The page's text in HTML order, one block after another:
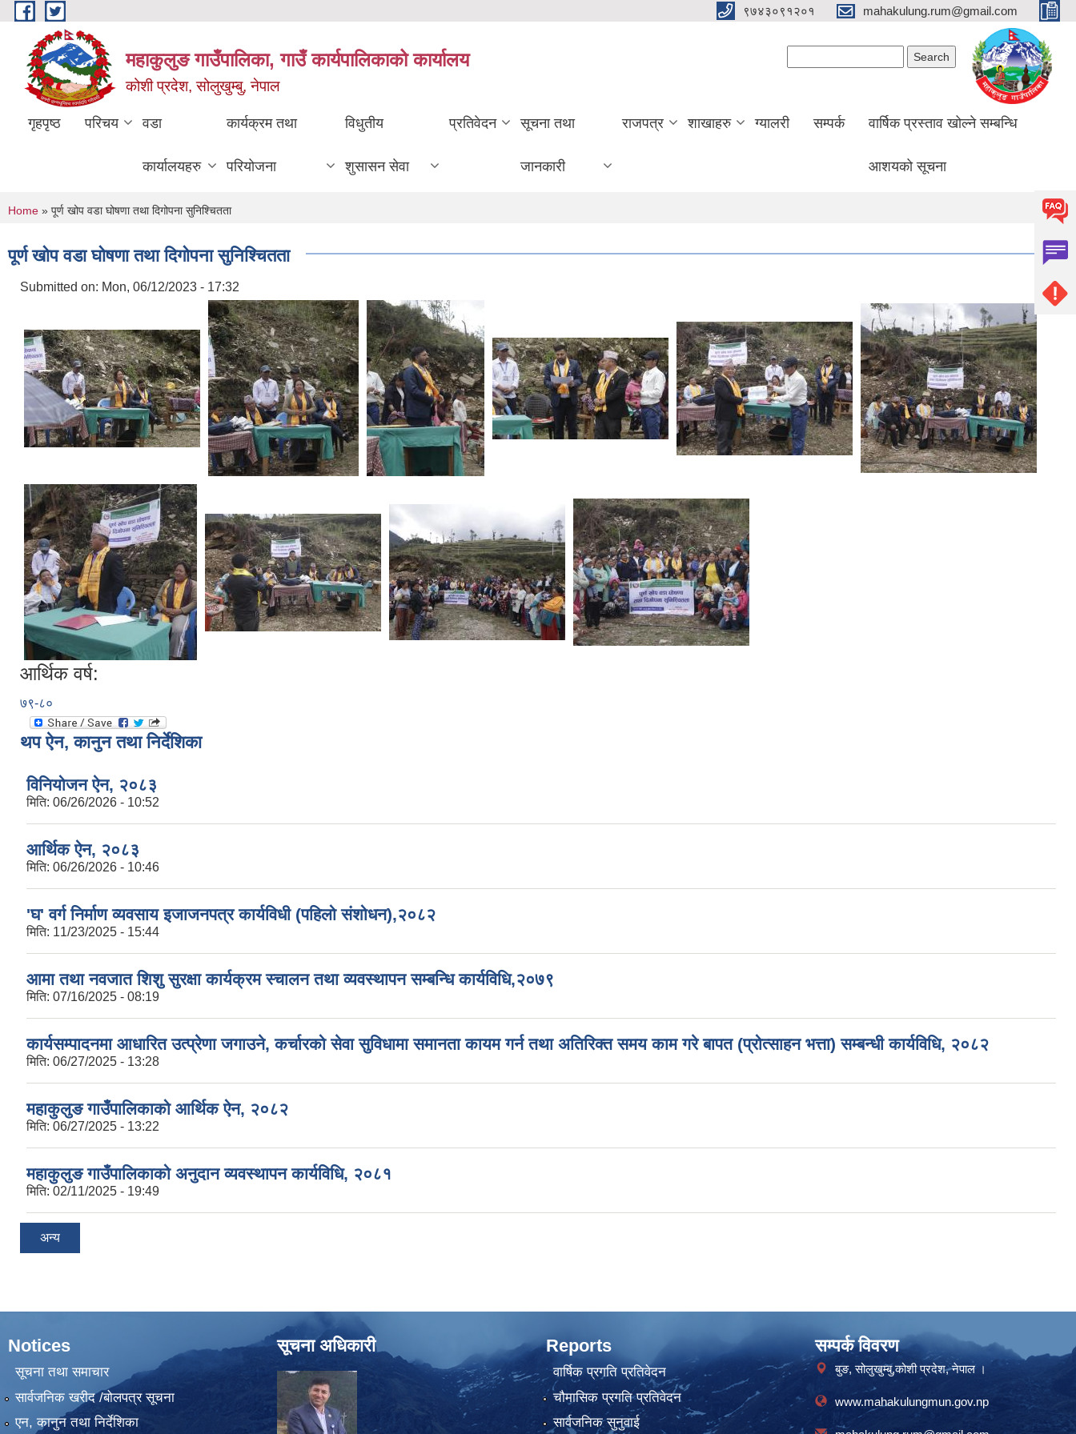
Skip to main content ९७४३०९१२०१ mahakulung.rum@gmail.com
महाकुलुङ गाउँपालिका, गाउँ कार्यपालिकाको कार्यालय
कोशी प्रदेश, सोलुखुम्बु, नेपाल
गृहपृष्ठ परिचय वडा
कार्यालयहरु
कार्यक्रम तथा
परियोजना
विधुतीय
शुसासन सेवा
प्रतिवेदन सूचना तथा
जानकारी
राजपत्र शाखाहरु ग्यालरी सम्पर्क वार्षिक प्रस्ताव खोल्ने सम्बन्धि
आशयको सूचना
You are here
Home » पूर्ण खोप वडा घोषणा तथा दिगोपना सुनिश्चितता
पूर्ण खोप वडा घोषणा तथा दिगोपना सुनिश्चितता
Submitted on: Mon, 06/12/2023 - 17:32
आर्थिक वर्ष:
७९-८०
थप ऐन, कानुन तथा निर्देशिका
विनियोजन ऐन, २०८३
मिति: 06/26/2026 - 10:52
आर्थिक ऐन, २०८३
मिति: 06/26/2026 - 10:46
'घ' वर्ग निर्माण व्यवसाय इजाजनपत्र कार्यविधी (पहिलो संशोधन),२०८२
मिति: 11/23/2025 - 15:44
आमा तथा नवजात शिशु सुरक्षा कार्यक्रम स्चालन तथा व्यवस्थापन सम्बन्धि कार्यविधि,२०७९
मिति: 07/16/2025 - 08:19
कार्यसम्पादनमा आधारित उत्प्रेणा जगाउने, कर्चारको सेवा सुविधामा समानता कायम गर्न तथा अतिरिक्त समय काम गरे बापत (प्रोत्साहन भत्ता) सम्बन्धी कार्यविधि, २०८२
मिति: 06/27/2025 - 13:28
महाकुलुङ गाउँपालिकाको आर्थिक ऐन, २०८२
मिति: 06/27/2025 - 13:22
महाकुलुङ गाउँपालिकाको अनुदान व्यवस्थापन कार्यविधि, २०८१
मिति: 02/11/2025 - 19:49
अन्य
Notices
सूचना तथा समाचार
सार्वजनिक खरीद /बोलपत्र सूचना
एन, कानुन तथा निर्देशिका
सूचना अधिकारी Reports
वार्षिक प्रगति प्रतिवेदन
चौमासिक प्रगति प्रतिवेदन
सार्वजनिक सुनुवाई
सम्पर्क विवरण
बुङ, सोलुखुम्बु,कोशी प्रदेश, नेपाल ।
www.mahakulungmun.gov.np